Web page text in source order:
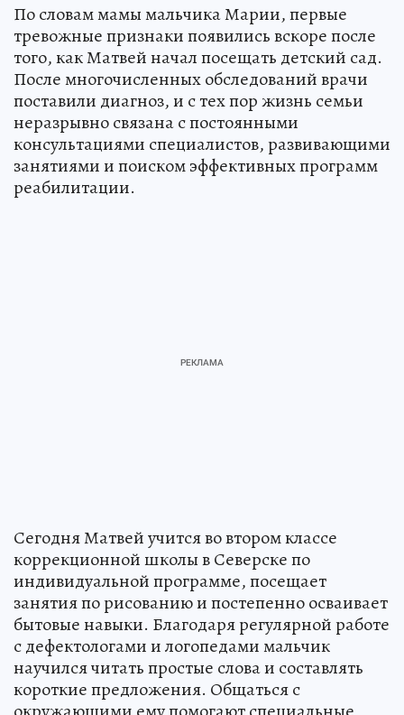
По словам мамы мальчика Марии, первые
тревожные признаки появились вскоре после
того, как Матвей начал посещать детский сад.
После многочисленных обследований врачи
поставили диагноз, и с тех пор жизнь семьи
неразрывно связана с постоянными
консультациями специалистов, развивающими
занятиями и поиском эффективных программ
реабилитации.
Сегодня Матвей учится во втором классе
коррекционной школы в Северске по
индивидуальной программе, посещает
занятия по рисованию и постепенно осваивает
бытовые навыки. Благодаря регулярной работе
с дефектологами и логопедами мальчик
научился читать простые слова и составлять
короткие предложения. Общаться с